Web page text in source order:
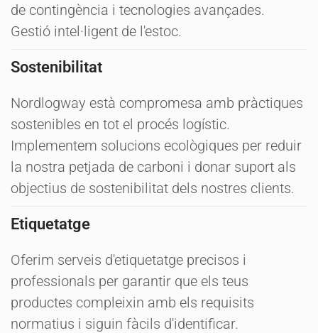
de contingència i tecnologies avançades.
Gestió intel·ligent de l'estoc.
Sostenibilitat
Nordlogway està compromesa amb pràctiques
sostenibles en tot el procés logístic.
Implementem solucions ecològiques per reduir
la nostra petjada de carboni i donar suport als
objectius de sostenibilitat dels nostres clients.
Etiquetatge
Oferim serveis d'etiquetatge precisos i
professionals per garantir que els teus
productes compleixin amb els requisits
normatius i siguin fàcils d'identificar.